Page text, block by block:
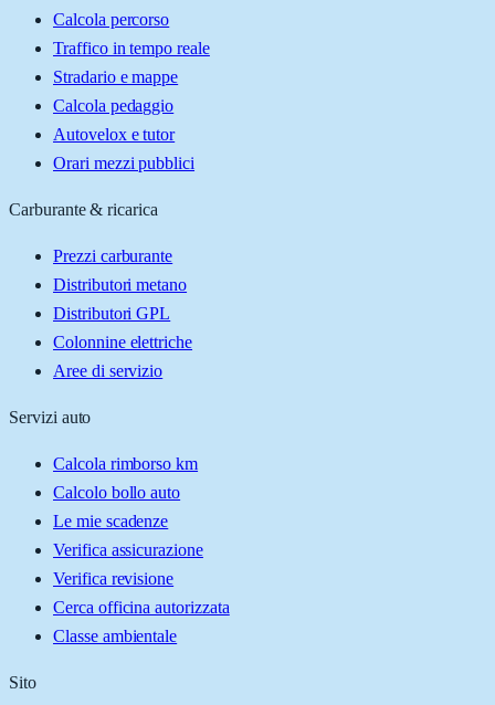
Calcola percorso
Traffico in tempo reale
Stradario e mappe
Calcola pedaggio
Autovelox e tutor
Orari mezzi pubblici
Carburante & ricarica
Prezzi carburante
Distributori metano
Distributori GPL
Colonnine elettriche
Aree di servizio
Servizi auto
Calcola rimborso km
Calcolo bollo auto
Le mie scadenze
Verifica assicurazione
Verifica revisione
Cerca officina autorizzata
Classe ambientale
Sito